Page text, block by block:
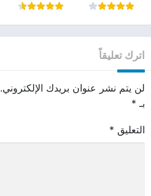
اترك تعليقاً
لن يتم نشر عنوان بريدك الإلكتروني.
بـ *
التعليق *